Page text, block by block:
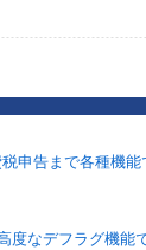
申告まで各種機能
度なデフラグ機能